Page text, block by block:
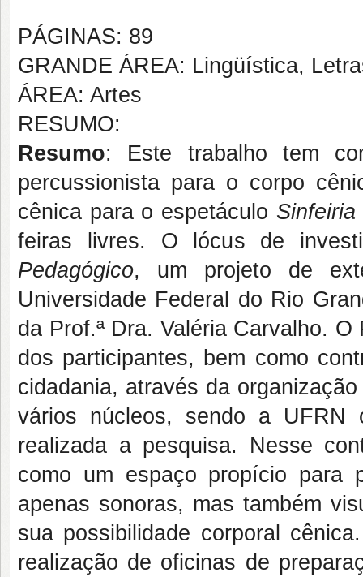
PÁGINAS: 89
GRANDE ÁREA: Lingüística,
ÁREA: Artes
RESUMO:
Resumo: Este trabalho tem
percussionista para o corpo
cênica para o espetáculo
feiras livres. O lócus de
Pedagógico, um projeto de
Universidade Federal do Rio
da Prof.ª Dra. Valéria Carvalho.
dos participantes, bem como
cidadania, através da
vários núcleos, sendo a
realizada a pesquisa. Nesse
como um espaço propício para
apenas sonoras, mas também
sua possibilidade corporal
realização de oficinas de